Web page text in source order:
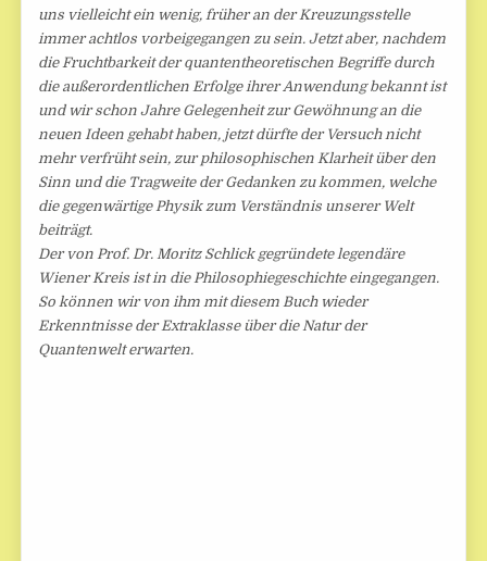
uns vielleicht ein wenig, früher an der Kreuzungsstelle
immer achtlos vorbeigegangen zu sein. Jetzt aber, nachdem
die Fruchtbarkeit der quantentheoretischen Begriffe durch
die außerordentlichen Erfolge ihrer Anwendung bekannt ist
und wir schon Jahre Gelegenheit zur Gewöhnung an die
neuen Ideen gehabt haben, jetzt dürfte der Versuch nicht
mehr verfrüht sein, zur philosophischen Klarheit über den
Sinn und die Tragweite der Gedanken zu kommen, welche
die gegenwärtige Physik zum Verständnis unserer Welt
beiträgt.
Der von Prof. Dr. Moritz Schlick gegründete legendäre
Wiener Kreis ist in die Philosophiegeschichte eingegangen.
So können wir von ihm mit diesem Buch wieder
Erkenntnisse der Extraklasse über die Natur der
Quantenwelt erwarten.